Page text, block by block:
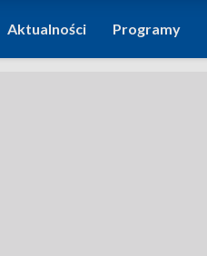
Aktualności Programy